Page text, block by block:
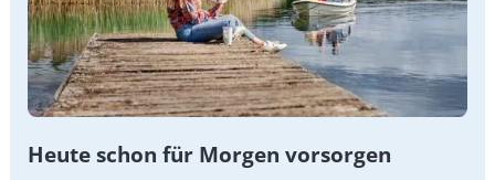
Heute schon für Morgen vorsorgen